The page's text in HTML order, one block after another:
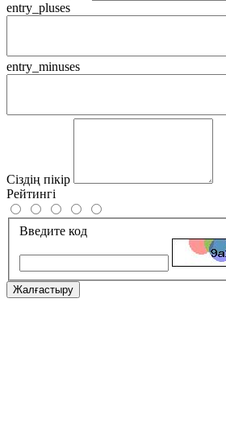
entry_pluses
entry_minuses
Сіздің пікір
Рейтингі
Введите код
Жалғастыру